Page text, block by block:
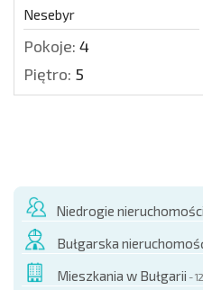
Nesebyr
Pokoje: 4
Piętro: 5
Niedrogie
Bułgarska
Mieszkania w Bułgarii -